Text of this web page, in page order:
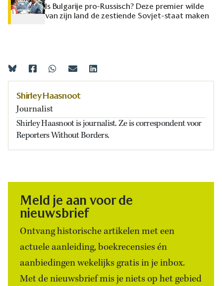
Is Bulgarije pro-Russisch? Deze premier wilde
van zijn land de zestiende Sovjet-staat maken
Shirley Haasnoot
Journalist
Shirley Haasnoot is journalist. Ze is correspondent voor
Reporters Without Borders.
Meld je aan voor de
nieuwsbrief
Ontvang historische artikelen met een
actuele aanleiding, boekrecensies én
aanbiedingen wekelijks gratis in je inbox.
Met de nieuwsbrief mis je niets op het gebied